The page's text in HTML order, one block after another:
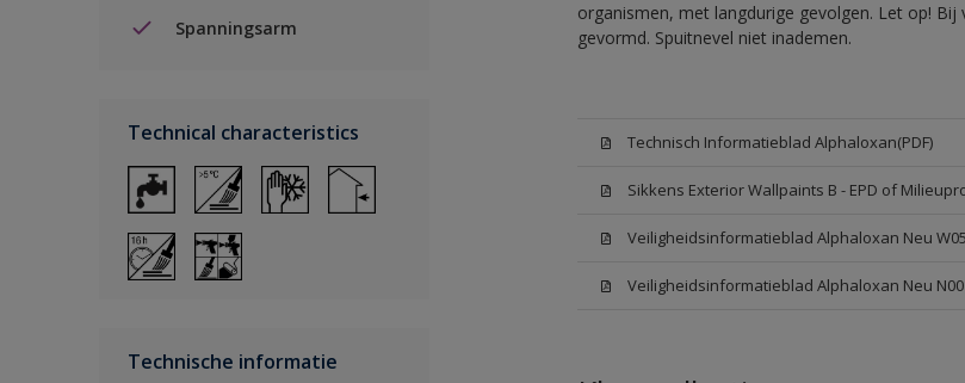
Spanningsarm
Technical characteristics
Technische informatie
organismen, met langdurige gevolgen. Let op!
gevormd. Spuitnevel niet inademen.
Technisch Informatieblad Alphaloxan(PDF)
Sikkens Exterior Wallpaints B - EPD of
Veiligheidsinformatieblad Alphaloxan Neu
Veiligheidsinformatieblad Alphaloxan Neu N00